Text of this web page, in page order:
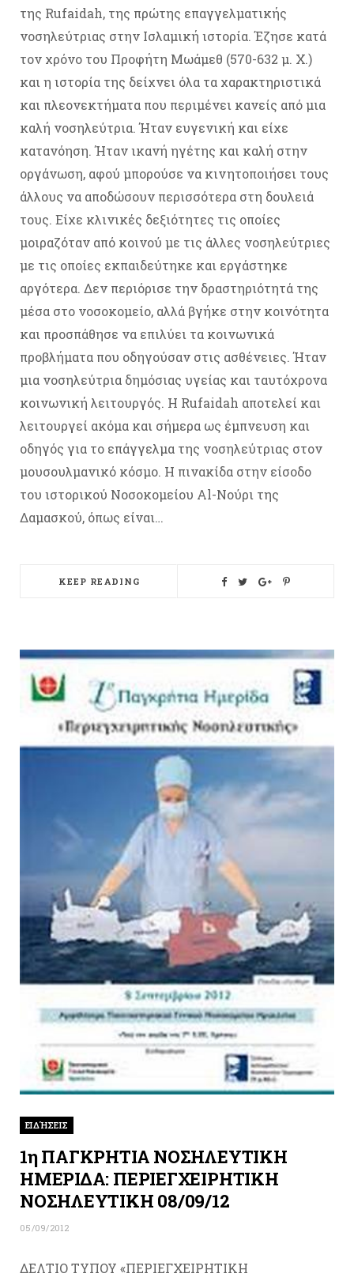
της Rufaidah, της πρώτης επαγγελματικής
νοσηλεύτριας στην Ισλαμική ιστορία. Έζησε κατά
τον χρόνο του Προφήτη Μωάμεθ (570-632 μ. Χ.)
και η ιστορία της δείχνει όλα τα χαρακτηριστικά
και πλεονεκτήματα που περιμένει κανείς από μια
καλή νοσηλεύτρια. Ήταν ευγενική και είχε
κατανόηση. Ήταν ικανή ηγέτης και καλή στην
οργάνωση, αφού μπορούσε να κινητοποιήσει τους
άλλους να αποδώσουν περισσότερα στη δουλειά
τους. Είχε κλινικές δεξιότητες τις οποίες
μοιραζόταν από κοινού με τις άλλες νοσηλεύτριες
με τις οποίες εκπαιδεύτηκε και εργάστηκε
αργότερα. Δεν περιόρισε την δραστηριότητά της
μέσα στο νοσοκομείο, αλλά βγήκε στην κοινότητα
και προσπάθησε να επιλύει τα κοινωνικά
προβλήματα που οδηγούσαν στις ασθένειες. Ήταν
μια νοσηλεύτρια δημόσιας υγείας και ταυτόχρονα
κοινωνική λειτουργός. Η Rufaidah αποτελεί και
λειτουργεί ακόμα και σήμερα ως έμπνευση και
οδηγός για το επάγγελμα της νοσηλεύτριας στον
μουσουλμανικό κόσμο. Η πινακίδα στην είσοδο
του ιστορικού Νοσοκομείου Al-Νούρι της
Δαμασκού, όπως είναι…
KEEP READING
ΕΙΔΉΣΕΙΣ
1η ΠΑΓΚΡΗΤΙΑ ΝΟΣΗΛΕΥΤΙΚΗ
ΗΜΕΡΙΔΑ: ΠΕΡΙΕΓΧΕΙΡΗΤΙΚΗ
ΝΟΣΗΛΕΥΤΙΚΗ 08/09/12
05/09/2012
ΔΕΛΤΙΟ ΤΥΠΟΥ «ΠΕΡΙΕΓΧΕΙΡΗΤΙΚΗ